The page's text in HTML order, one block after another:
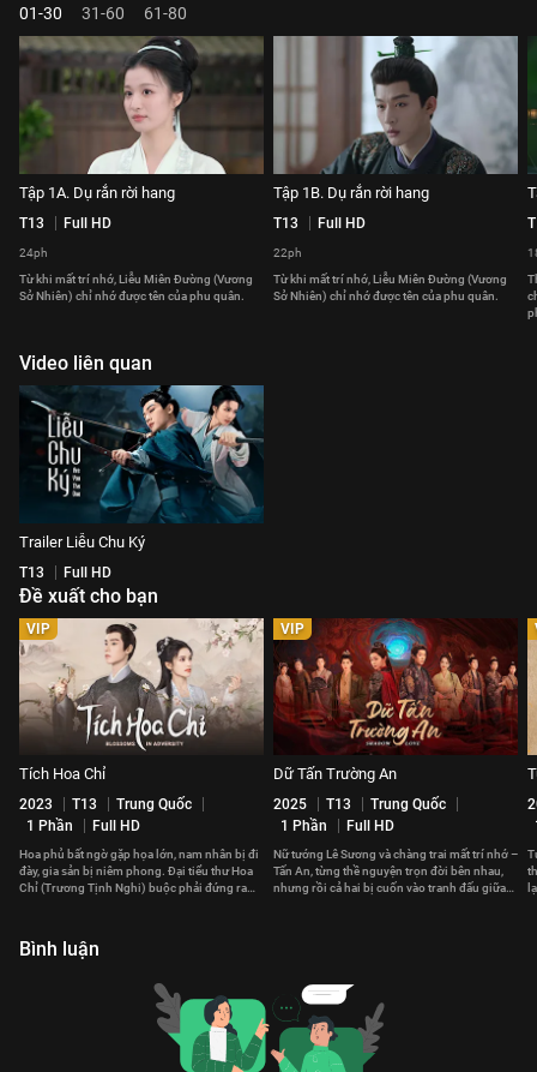
01-30 31-60 61-80
Tập 1A. Dụ rắn rời hang
T13 Full HD
24ph
Từ khi mất trí nhớ, Liễu Miên Đường (Vương
Sở Nhiên) chỉ nhớ được tên của phu quân.
Tập 1B. Dụ rắn rời hang
T13 Full HD
22ph
Từ khi mất trí nhớ, Liễu Miên Đường (Vương
Sở Nhiên) chỉ nhớ được tên của phu quân.
Video liên quan
Trailer Liễu Chu Ký
T13 Full HD
Đề xuất cho bạn
VIP
Tích Hoa Chỉ
2023 T13
Trung Quốc
1 Phần
Full HD
Hoa phủ bất ngờ gặp họa lớn, nam nhân bị đi
đày, gia sản bị niêm phong. Đại tiểu thư Hoa
Chỉ (Trương Tịnh Nghi) buộc phải đứng ra
VIP
Dữ Tấn Trường An
2025 T13
Trung Quốc
1 Phần
Full HD
Nữ tướng Lê Sương và chàng trai mất trí nhớ –
Tấn An, từng thề nguyện trọn đời bên nhau,
nhưng rồi cả hai bị cuốn vào tranh đấu giữa
Bình luận